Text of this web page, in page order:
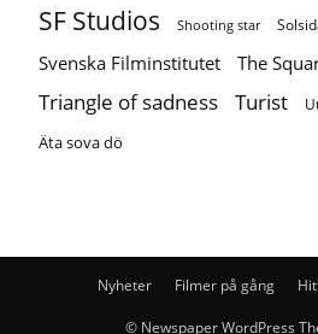
SF Studios Shooting star
Svenska Filminstitutet The
Triangle of sadness Turist
Äta sova dö
Nyheter Filmer på gång
© Newspaper WordPress